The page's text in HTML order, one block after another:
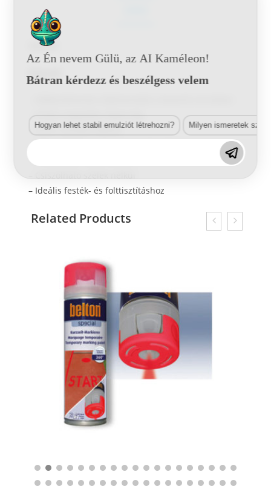
Leírás
–Kiváló megoldási képesség
–Nincs színbeli eltérés
–
–
– Ideális festék- és folttisztításhoz
Related Products
Az Én nevem Gülü, az AI Kaméleon!
Bátran kérdezz és beszélgess velem
Hogyan lehet stabil emulziót létrehozni? Milyen ismeretek